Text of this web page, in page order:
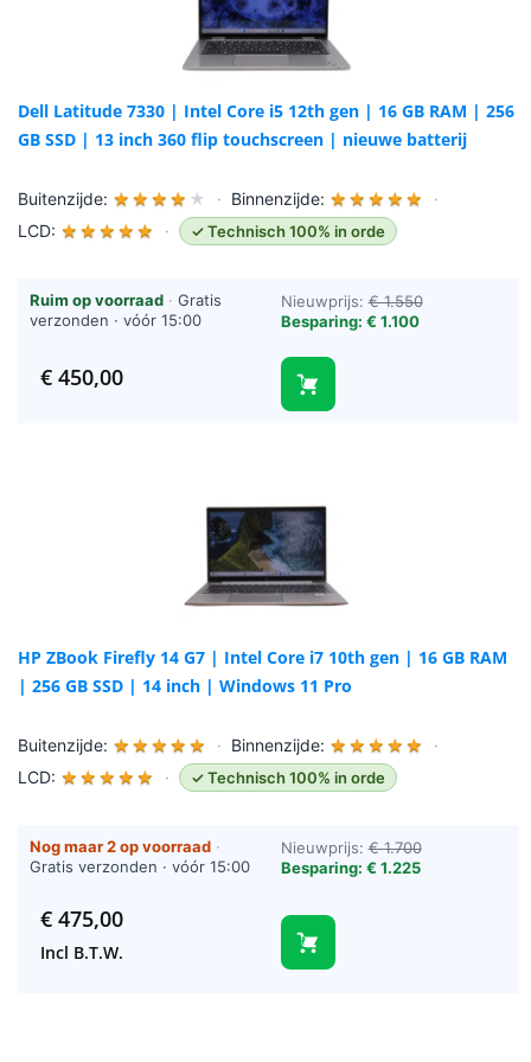
Dell Latitude 7330 | Intel Core i5 12th gen | 16 GB RAM | 256
GB SSD | 13 inch 360 flip touchscreen | nieuwe batterij
Buitenzijde: ★ ★ ★ ★ ★ · Binnenzijde: ★ ★ ★ ★ ★
·
LCD: ★ ★ ★ ★ ★ · ✓ Technisch 100% in orde
Ruim op voorraad · Gratis
verzonden · vóór 15:00
Nieuwprijs:€ 1.550
Besparing: € 1.100
€450,00
HP ZBook Firefly 14 G7 | Intel Core i7 10th gen | 16 GB RAM
| 256 GB SSD | 14 inch | Windows 11 Pro
Buitenzijde: ★ ★ ★ ★ ★ · Binnenzijde: ★ ★ ★ ★ ★
·
LCD: ★ ★ ★ ★ ★ · ✓ Technisch 100% in orde
Nog maar 2 op voorraad ·
Gratis verzonden · vóór 15:00
Nieuwprijs:€ 1.700
Besparing: € 1.225
€475,00
Incl B.T.W.